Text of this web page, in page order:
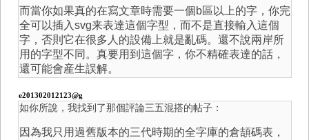
而當你如果真的在寫文章時需要一個b區以上的字，你完
全可以插入svg来表達這個字型，而不是直接輸入這個
字，否則它在很多人的設備上就是亂碼。還不說兩岸所
用的字型不同。真要用到這個字，你不精確表達的話，
還可能會産生誤解。
e201302012123@g
如你所說，我找到了那個評論三五混搭的帖子：
因為我只用過舊版本的三代時期的全字庫的倉頡碼表，